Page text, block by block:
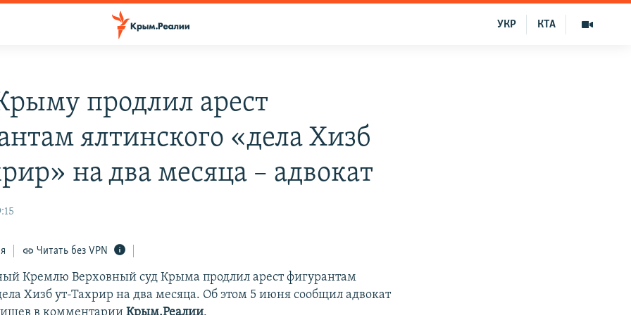
КТА
УКР
продлил арест
ялтинского «дела Хизб
на два месяца – адвокат
Читать без VPN
Кремлю Верховный суд Крыма продлил арест фигурантам
Хизб ут-Тахрир на два месяца. Об этом 5 июня сообщил адвокат